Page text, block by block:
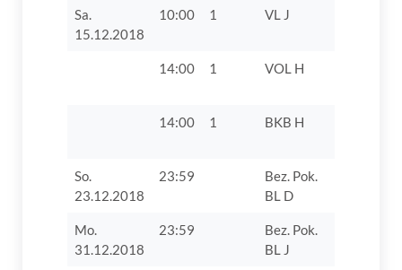
Sa.
15.12.2018
10:00 1 VL J
14:00 1 VOL H
14:00 1 BKB H
So.
23.12.2018
23:59
Bez. Pok.
BL D
Mo.
31.12.2018
23:59
Bez. Pok.
BL J